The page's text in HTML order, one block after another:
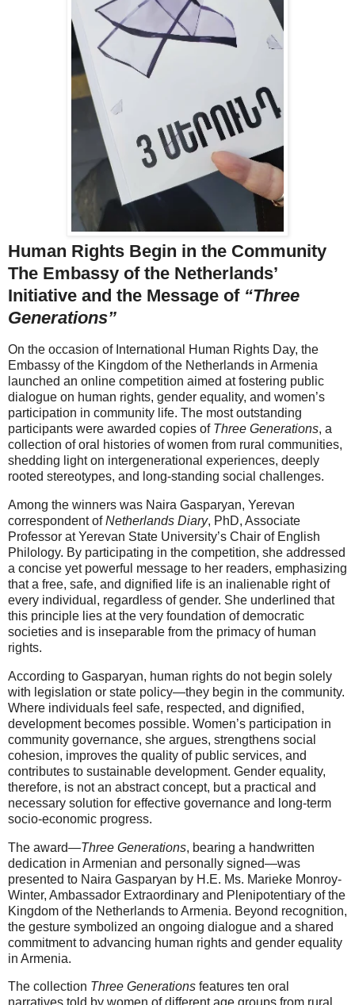
Human Rights Begin in the Community
The Embassy of the Netherlands’
Initiative and the Message of “Three
Generations”
On the occasion of International Human Rights Day, the
Embassy of the Kingdom of the Netherlands in Armenia
launched an online competition aimed at fostering public
dialogue on human rights, gender equality, and women’s
participation in community life. The most outstanding
participants were awarded copies of Three Generations, a
collection of oral histories of women from rural communities,
shedding light on intergenerational experiences, deeply
rooted stereotypes, and long-standing social challenges.
Among the winners was Naira Gasparyan, Yerevan
correspondent ofNetherlands Diary, PhD, Associate
Professor at Yerevan State University’s Chair of English
Philology. By participating in the competition, she addressed
a concise yet powerful message to her readers, emphasizing
that a free, safe, and dignified life is an inalienable right of
every individual, regardless of gender. She underlined that
this principle lies at the very foundation of democratic
societies and is inseparable from the primacy of human
rights.
According to Gasparyan, human rights do not begin solely
with legislation or state policy—they begin in the community.
Where individuals feel safe, respected, and dignified,
development becomes possible. Women’s participation in
community governance, she argues, strengthens social
cohesion, improves the quality of public services, and
contributes to sustainable development. Gender equality,
therefore, is not an abstract concept, but a practical and
necessary solution for effective governance and long-term
socio-economic progress.
The award—Three Generations, bearing a handwritten
dedication in Armenian and personally signed—was
presented to Naira Gasparyan by H.E. Ms. Marieke Monroy-
Winter, Ambassador Extraordinary and Plenipotentiary of the
Kingdom of the Netherlands to Armenia. Beyond recognition,
the gesture symbolized an ongoing dialogue and a shared
commitment to advancing human rights and gender equality
in Armenia.
The collection Three Generations features ten oral